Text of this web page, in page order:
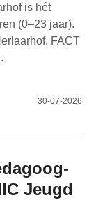
is hét
(0–23 jaar).
FACT
30-07-2026
Jeugd